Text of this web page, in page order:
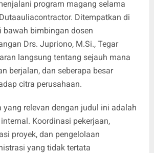
program magang selama
Ditempatkan di
bawah bimbingan dosen
Drs. Jupriono, M.Si., Tegar
langsung tentang sejauh mana
berjalan, dan seberapa besar
citra perusahaan.
yang relevan dengan judul ini adalah
Koordinasi pekerjaan,
proyek, dan pengelolaan
yang tidak tertata